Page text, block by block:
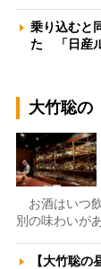
乗り込むと
た 「日産
大竹聡の
お酒はいつ
別の味わいが
【大竹聡